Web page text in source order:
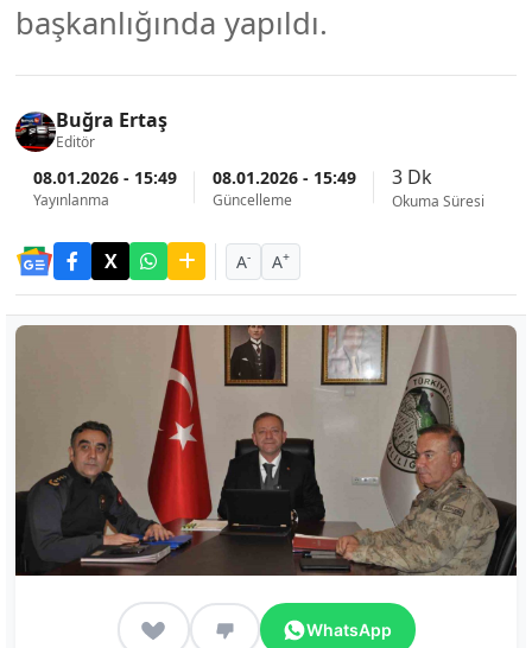
başkanlığında yapıldı.
Buğra Ertaş
Editör
08.01.2026 - 15:49
Yayınlanma
08.01.2026 - 15:49
Güncelleme
3 Dk
Okuma Süresi
A- A+
WhatsApp